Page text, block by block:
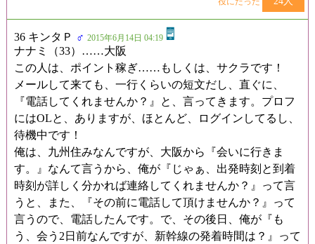
36 キンタＰ ♂ 2015年6月14日 04:19
ナナミ（33）……大阪
この人は、ポイント稼ぎ……もしくは、サクラです！
メールして来ても、一行くらいの短文だし、直ぐに、
『電話してくれませんか？』と、言ってきます。プロフ
にはOLと、ありますが、ほとんど、ログインしてるし、
待機中です！
俺は、九州住みなんですが、大阪から『会いに行きま
す。』なんて言うから、俺が『じゃぁ、出発時刻と到着
時刻が詳しく分かれば連絡してくれませんか？』って言
うと、また、『その前に電話して頂けませんか？』って
言うので、電話したんです。で、その後日、俺が『も
う、会う2日前なんですが、新幹線の発着時間は？』って